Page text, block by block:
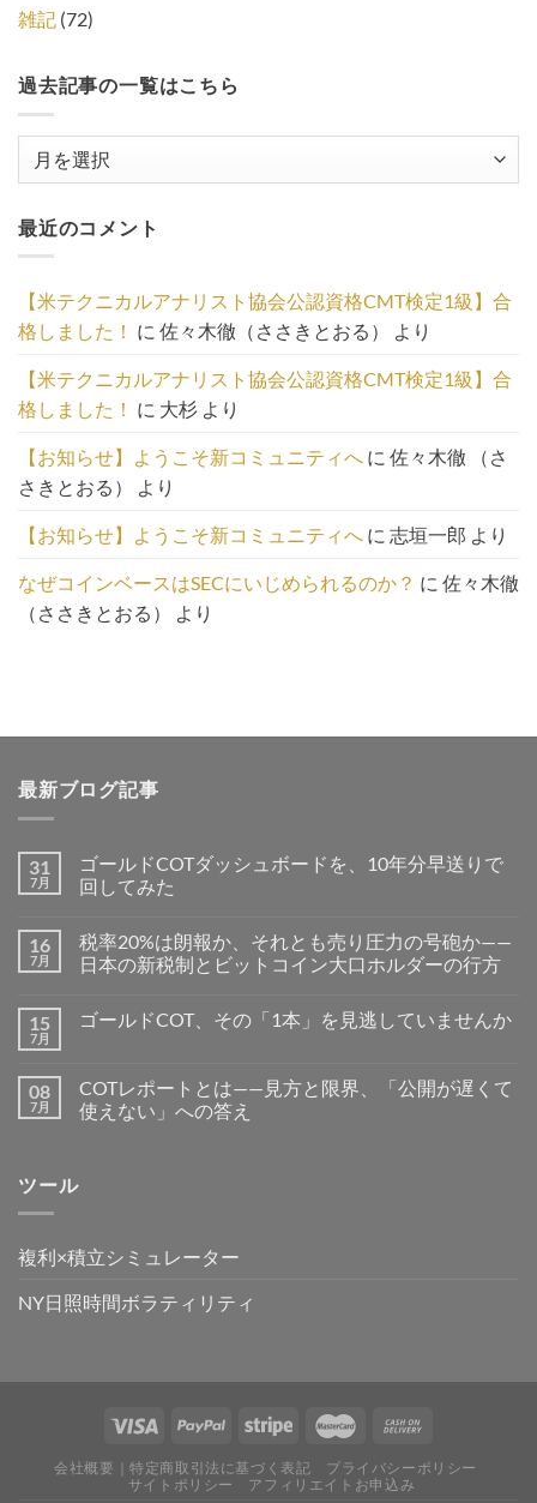
雑記 (72)
過去記事の一覧はこちら
事
の
覧
は
こ
ち
ら
最近のコメント
【米テクニカルアナリスト協会公認資格CMT検定1級】合
格しました！ に 佐々木徹（ささきとおる） より
【米テクニカルアナリスト協会公認資格CMT検定1級】合
格しました！ に 大杉 より
【お知らせ】ようこそ新コミュニティへ に 佐々木徹 （さ
さきとおる）
より
【お知らせ】ようこそ新コミュニティへ に 志垣一郎 より
なぜコインベースはSECにいじめられるのか？ に 佐々木徹
（ささきとおる）
より
最新ブログ記事
31
7月
ゴールドCOTダッシュボードを、10年分早送りで
回してみた
16
7月
税率20%は朗報か、それとも売り圧力の号砲か——
日本の新税制とビットコイン大口ホルダーの行方
15
7月
ゴールドCOT、その「1本」を見逃していませんか
08
7月
COTレポートとは——見方と限界、「公開が遅くて
使えない」への答え
ツール
複利×積立シミュレーター
NY日照時間ボラティリティ
会社概要｜特定商取引法に基づく表記
プライバシーポリシー
サイトポリシー
アフィリエイトお申込み